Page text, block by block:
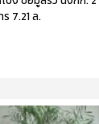
7.21 ล.